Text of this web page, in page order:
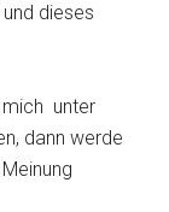
dieses
mich unter
dann werde